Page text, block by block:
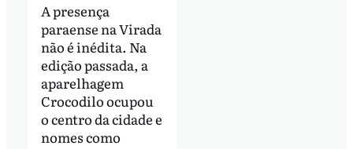
A presença
paraense na Virada
não é inédita. Na
edição passada, a
aparelhagem
Crocodilo ocupou
o centro da cidade e
nomes como